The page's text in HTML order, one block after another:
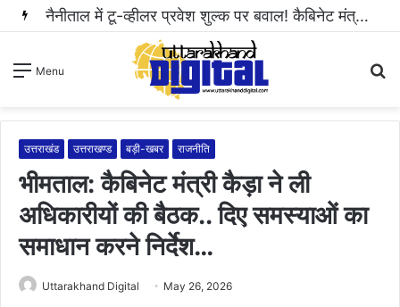
हल्द्वानी: महिला से अभद्रता करने और सोशल मीडिया पर धमकी भरा वीडियो वायरल करने वाला आरोपी गिरफ्तार..
Menu
उत्तराखंड उत्तराखण्ड बड़ी-खबर राजनीति
भीमताल: कैबिनेट मंत्री कैड़ा ने ली
अधिकारीयों की बैठक.. दिए समस्याओं का
समाधान करने निर्देश…
Uttarakhand Digital May 26, 2026